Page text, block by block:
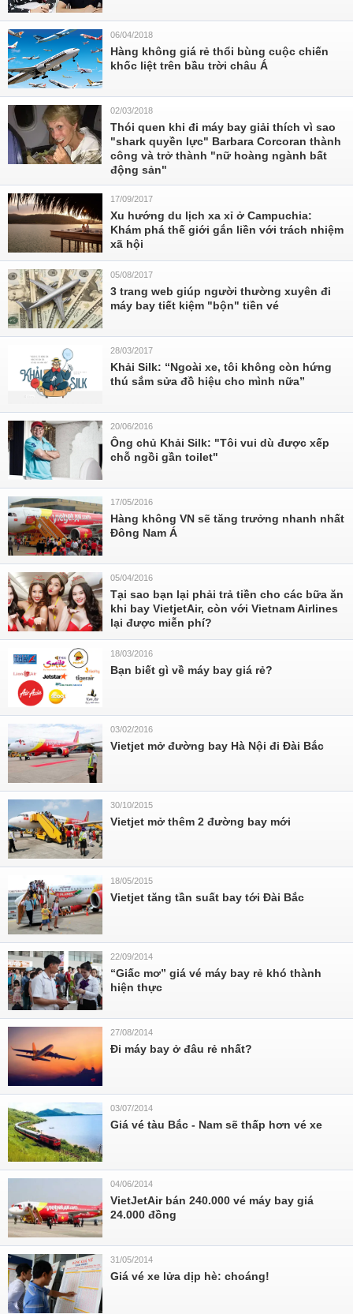
06/04/2018
Hàng không giá rẻ thổi bùng cuộc chiến
khốc liệt trên bầu trời châu Á
02/03/2018
Thói quen khi đi máy bay giải thích vì sao
"shark quyền lực" Barbara Corcoran thành
công và trở thành "nữ hoàng ngành bất
động sản"
17/09/2017
Xu hướng du lịch xa xỉ ở Campuchia:
Khám phá thế giới gắn liền với trách nhiệm
xã hội
05/08/2017
3 trang web giúp người thường xuyên đi
máy bay tiết kiệm "bộn" tiền vé
28/03/2017
Khải Silk: “Ngoài xe, tôi không còn hứng
thú sắm sửa đồ hiệu cho mình nữa”
20/06/2016
Ông chủ Khải Silk: "Tôi vui dù được xếp
chỗ ngồi gần toilet"
17/05/2016
Hàng không VN sẽ tăng trưởng nhanh nhất
Đông Nam Á
05/04/2016
Tại sao bạn lại phải trả tiền cho các bữa ăn
khi bay VietjetAir, còn với Vietnam Airlines
lại được miễn phí?
18/03/2016
Bạn biết gì về máy bay giá rẻ?
03/02/2016
Vietjet mở đường bay Hà Nội đi Đài Bắc
30/10/2015
Vietjet mở thêm 2 đường bay mới
18/05/2015
Vietjet tăng tần suất bay tới Đài Bắc
22/09/2014
“Giấc mơ” giá vé máy bay rẻ khó thành
hiện thực
27/08/2014
Đi máy bay ở đâu rẻ nhất?
03/07/2014
Giá vé tàu Bắc - Nam sẽ thấp hơn vé xe
04/06/2014
VietJetAir bán 240.000 vé máy bay giá
24.000 đồng
31/05/2014
Giá vé xe lửa dịp hè: choáng!